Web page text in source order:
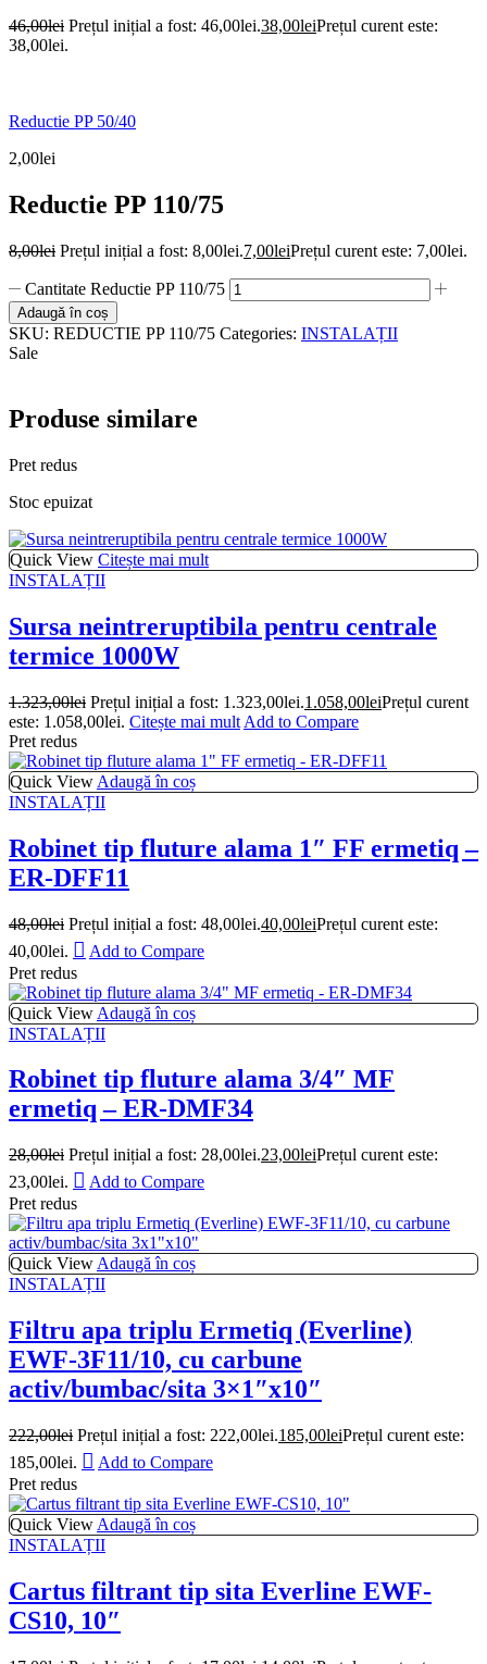
46,00lei Prețul inițial a fost: 46,00lei.38,00leiPrețul curent este:
38,00lei.
Reductie PP 50/40
2,00lei
Reductie PP 110/75
8,00lei Prețul inițial a fost: 8,00lei.7,00leiPrețul curent este: 7,00lei.
Cantitate Reductie PP 110/75
Adaugă în coș
SKU: REDUCTIE PP 110/75 Categories: INSTALAȚII
Sale
Produse similare
Pret redus
Stoc epuizat
Quick View Citește mai mult
INSTALAȚII
Sursa neintreruptibila pentru centrale
termice 1000W
1.323,00lei Prețul inițial a fost: 1.323,00lei.1.058,00leiPrețul curent
este: 1.058,00lei. Citește mai mult Add to Compare
Pret redus
Quick View Adaugă în coș
INSTALAȚII
Robinet tip fluture alama 1″ FF ermetiq –
ER-DFF11
48,00lei Prețul inițial a fost: 48,00lei.40,00leiPrețul curent este:
40,00lei.
Add to Compare
Pret redus
Quick View Adaugă în coș
INSTALAȚII
Robinet tip fluture alama 3/4″ MF
ermetiq – ER-DMF34
28,00lei Prețul inițial a fost: 28,00lei.23,00leiPrețul curent este:
23,00lei.
Add to Compare
Pret redus
Quick View Adaugă în coș
INSTALAȚII
Filtru apa triplu Ermetiq (Everline)
EWF-3F11/10, cu carbune
activ/bumbac/sita 3×1″x10″
222,00lei Prețul inițial a fost: 222,00lei.185,00leiPrețul curent este:
185,00lei.
Add to Compare
Pret redus
Quick View Adaugă în coș
INSTALAȚII
Cartus filtrant tip sita Everline EWF-
CS10, 10″